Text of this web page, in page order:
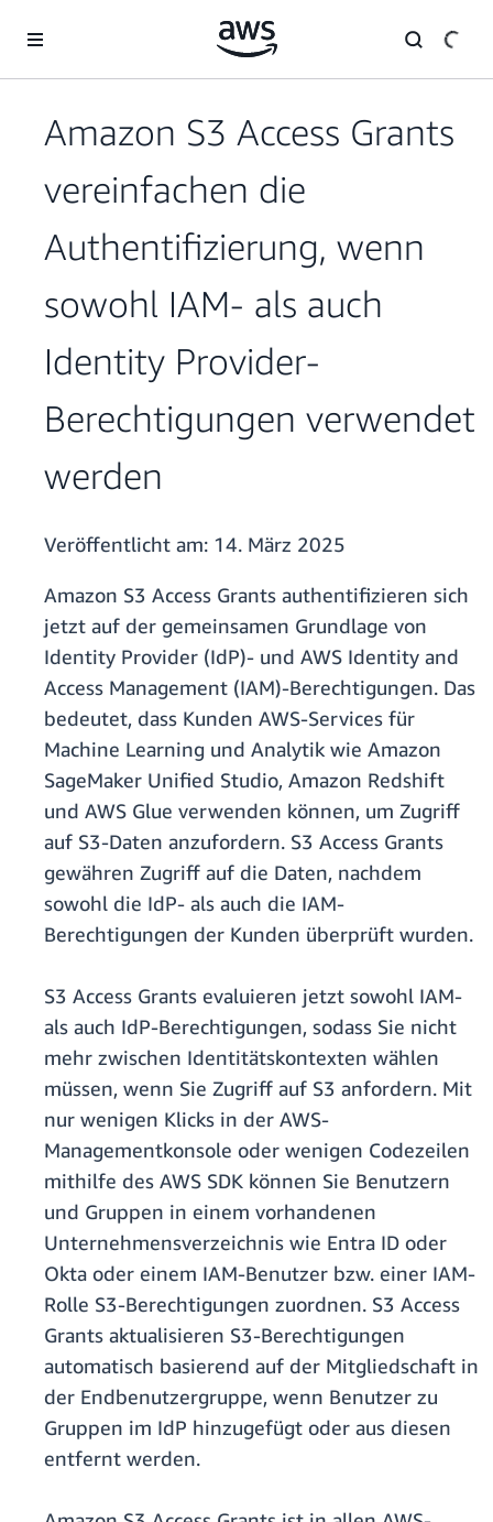
Überspringen zum Hauptinhalt
Amazon S3 Access Grants
vereinfachen die
Authentifizierung, wenn
sowohl IAM- als auch
Identity Provider-
Berechtigungen verwendet
werden
Veröffentlicht am: 14. März 2025
Amazon S3 Access Grants authentifizieren sich
jetzt auf der gemeinsamen Grundlage von
Identity Provider (IdP)- und AWS Identity and
Access Management (IAM)-Berechtigungen. Das
bedeutet, dass Kunden AWS-Services für
Machine Learning und Analytik wie Amazon
SageMaker Unified Studio, Amazon Redshift
und AWS Glue verwenden können, um Zugriff
auf S3-Daten anzufordern. S3 Access Grants
gewähren Zugriff auf die Daten, nachdem
sowohl die IdP- als auch die IAM-
Berechtigungen der Kunden überprüft wurden.
S3 Access Grants evaluieren jetzt sowohl IAM-
als auch IdP-Berechtigungen, sodass Sie nicht
mehr zwischen Identitätskontexten wählen
müssen, wenn Sie Zugriff auf S3 anfordern. Mit
nur wenigen Klicks in der AWS-
Managementkonsole oder wenigen Codezeilen
mithilfe des AWS SDK können Sie Benutzern
und Gruppen in einem vorhandenen
Unternehmensverzeichnis wie Entra ID oder
Okta oder einem IAM-Benutzer bzw. einer IAM-
Rolle S3-Berechtigungen zuordnen. S3 Access
Grants aktualisieren S3-Berechtigungen
automatisch basierend auf der Mitgliedschaft in
der Endbenutzergruppe, wenn Benutzer zu
Gruppen im IdP hinzugefügt oder aus diesen
entfernt werden.